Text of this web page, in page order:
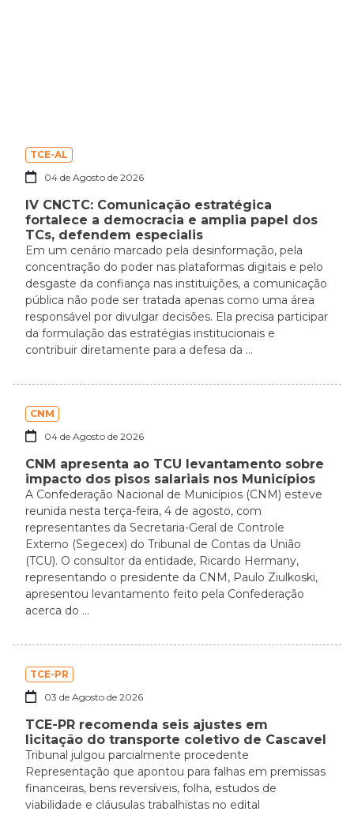
TCE-AL
04 de Agosto de 2026
IV CNCTC: Comunicação estratégica
fortalece a democracia e amplia papel dos
TCs, defendem especialis
Em um cenário marcado pela desinformação, pela
concentração do poder nas plataformas digitais e pelo
desgaste da confiança nas instituições, a comunicação
pública não pode ser tratada apenas como uma área
responsável por divulgar decisões. Ela precisa participar
da formulação das estratégias institucionais e
contribuir diretamente para a defesa da ...
CNM
04 de Agosto de 2026
CNM apresenta ao TCU levantamento sobre
impacto dos pisos salariais nos Municípios
A Confederação Nacional de Municípios (CNM) esteve
reunida nesta terça-feira, 4 de agosto, com
representantes da Secretaria-Geral de Controle
Externo (Segecex) do Tribunal de Contas da União
(TCU). O consultor da entidade, Ricardo Hermany,
representando o presidente da CNM, Paulo Ziulkoski,
apresentou levantamento feito pela Confederação
acerca do ...
TCE-PR
03 de Agosto de 2026
TCE-PR recomenda seis ajustes em
licitação do transporte coletivo de Cascavel
Tribunal julgou parcialmente procedente
Representação que apontou para falhas em premissas
financeiras, bens reversíveis, folha, estudos de
viabilidade e cláusulas trabalhistas no edital